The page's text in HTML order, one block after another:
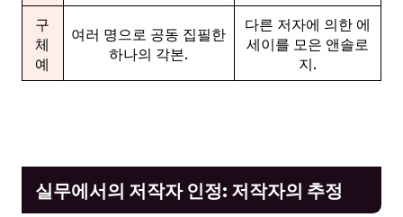
구
체
예
여러 명으로 공동 집필한
하나의 각본.
다른 저자에 의한 에
세이를 모은 앤솔로
지.
실무에서의 저작자 인정: 저작자의 추정